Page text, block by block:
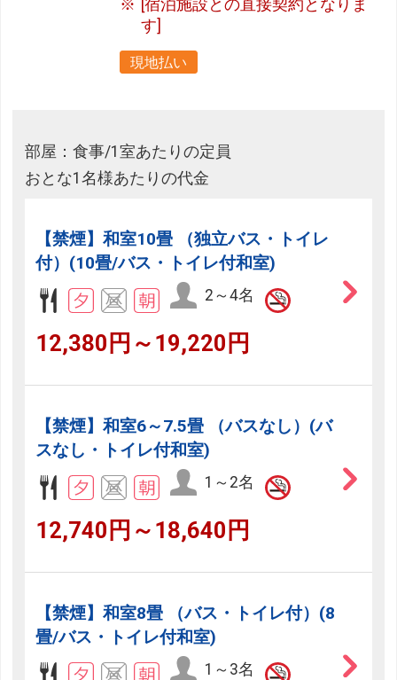
[宿泊施設との直接契約となりま
す]
現地払い
部屋：食事/1室あたりの定員
おとな1名様あたりの代金
【禁煙】和室10畳 （独立バス・トイレ
付）(10畳/バス・トイレ付和室)
2～4名
12,380円～19,220円
【禁煙】和室6～7.5畳 （バスなし）(バ
スなし・トイレ付和室)
1～2名
12,740円～18,640円
【禁煙】和室8畳 （バス・トイレ付）(8
畳/バス・トイレ付和室)
1～3名